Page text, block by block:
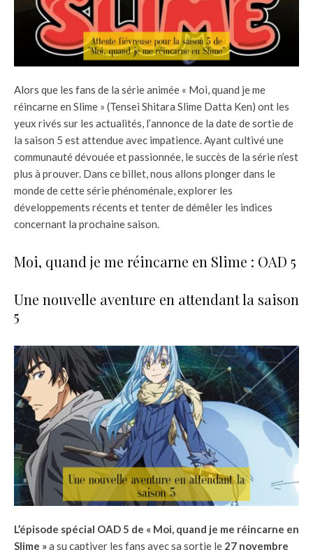
Alors que les fans de la série animée « Moi, quand je me
réincarne en Slime » (Tensei Shitara Slime Datta Ken) ont les
yeux rivés sur les actualités, l’annonce de la date de sortie de
la saison 5 est attendue avec impatience. Ayant cultivé une
communauté dévouée et passionnée, le succès de la série n’est
plus à prouver. Dans ce billet, nous allons plonger dans le
monde de cette série phénoménale, explorer les
développements récents et tenter de démêler les indices
concernant la prochaine saison.
Moi, quand je me réincarne en Slime : OAD 5
Une nouvelle aventure en attendant la saison
5
L’épisode spécial OAD 5 de « Moi, quand je me réincarne en
Slime »a su captiver les fans avec sa sortie le 27 novembre